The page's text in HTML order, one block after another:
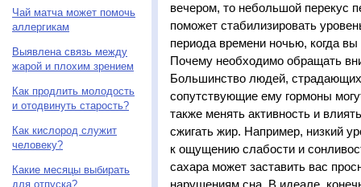
Чай матча может помочь
аллергикам
Выявлена связь между
жарой и плохим зрением
Как продлить молодость
и отодвинуть старость?
Как кислород служит
человеку?
Какие месяцы выбирать
для отпуска?
вечером, то небольшой перекус
поможет стабилизировать
периода времени ночью, когда вы
Почему необходимо обращать
Большинство людей,
сопутствующие ему гормоны
также менять активность и
сжигать жир. Например, низкий
к ощущению слабости и
сахара может заставить вас
нарушениям сна. В идеале,